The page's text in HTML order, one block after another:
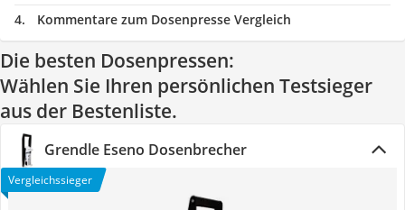
Kommentare zum Dosenpresse Vergleich
Die besten Dosenpressen:
Wählen Sie Ihren persönlichen Testsieger
aus der Bestenliste.
Grendle Eseno Dosenbrecher
Vergleichssieger